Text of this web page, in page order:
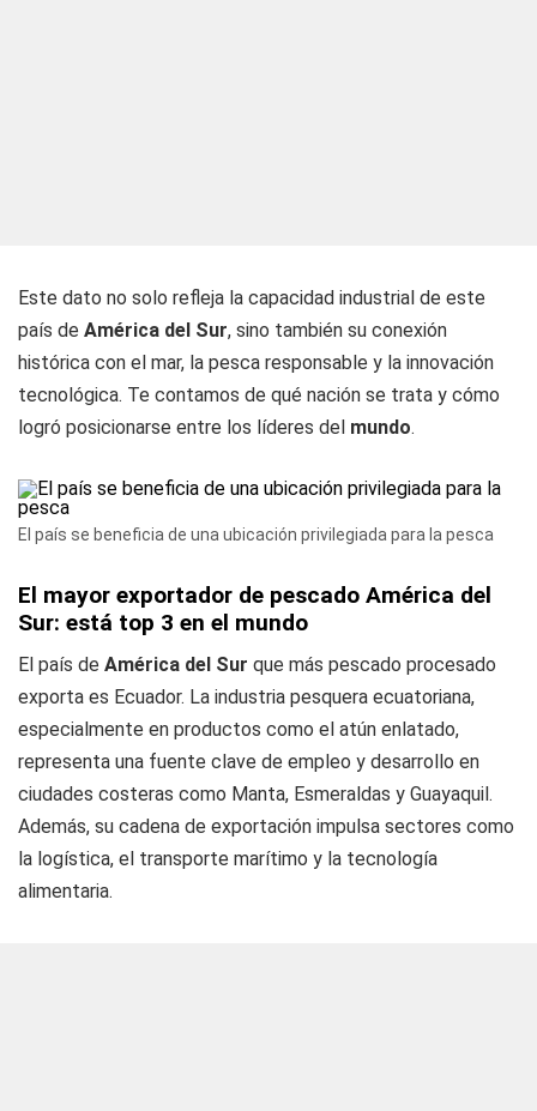
Este dato no solo refleja la capacidad industrial de este
país de América del Sur, sino también su conexión
histórica con el mar, la pesca responsable y la innovación
tecnológica. Te contamos de qué nación se trata y cómo
logró posicionarse entre los líderes del mundo.
El país se beneficia de una ubicación privilegiada para la pesca
El mayor exportador de pescado América del
Sur: está top 3 en el mundo
El país de América del Sur que más pescado procesado
exporta es Ecuador. La industria pesquera ecuatoriana,
especialmente en productos como el atún enlatado,
representa una fuente clave de empleo y desarrollo en
ciudades costeras como Manta, Esmeraldas y Guayaquil.
Además, su cadena de exportación impulsa sectores como
la logística, el transporte marítimo y la tecnología
alimentaria.